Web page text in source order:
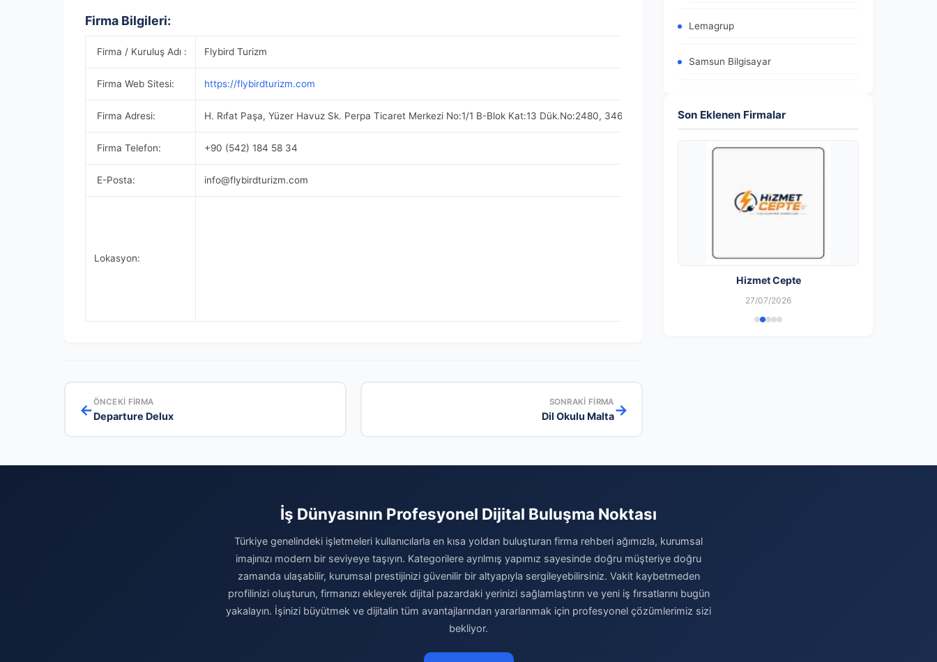
Firma Bilgileri:
Firma / Kuruluş Adı : Flybird Turizm
Firma Web Sitesi: https://flybirdturizm.com
Firma Adresi: H. Rıfat Paşa, Yüzer Havuz Sk. Perpa Ticaret Merkezi No:1/1 B-Blok Kat:13 Dük.No:2480, 34688 Şişli/İstanbul
Firma Telefon: +90 (542) 184 58 34
E-Posta: info@flybirdturizm.com
Lokasyon:
←ÖNCEKI FIRMA
Departure Delux
SONRAKI FIRMA
Dil Okulu Malta→
Lemagrup
Samsun Bilgisayar
Son Eklenen Firmalar
Hizmet Cepte
27/07/2026
İş Dünyasının Profesyonel Dijital Buluşma Noktası
Türkiye genelindeki işletmeleri kullanıcılarla en kısa yoldan buluşturan firma rehberi ağımızla, kurumsal
imajınızı modern bir seviyeye taşıyın. Kategorilere ayrılmış yapımız sayesinde doğru müşteriye doğru
zamanda ulaşabilir, kurumsal prestijinizi güvenilir bir altyapıyla sergileyebilirsiniz. Vakit kaybetmeden
profilinizi oluşturun, firmanızı ekleyerek dijital pazardaki yerinizi sağlamlaştırın ve yeni iş fırsatlarını bugün
yakalayın. İşinizi büyütmek ve dijitalin tüm avantajlarından yararlanmak için profesyonel çözümlerimiz sizi
bekliyor.